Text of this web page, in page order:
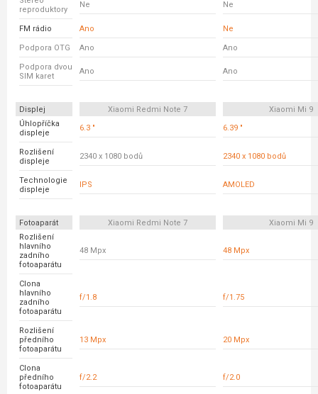
reproduktory
Ne Ne
FM rádio Ano Ne
Podpora OTG Ano Ano
Podpora dvou
SIM karet
Ano Ano
Displej Xiaomi Redmi Note 7
Xiaomi Mi 9
Úhlopříčka
displeje
6.3 " 6.39 "
Rozlišení
displeje
2340 x 1080 bodů 2340 x 1080 bodů
Technologie
displeje
IPS AMOLED
Fotoaparát Xiaomi Redmi Note 7
Xiaomi Mi 9
Rozlišení
hlavního
zadního
fotoaparátu
48 Mpx 48 Mpx
Clona
hlavního
zadního
fotoaparátu
f/1.8 f/1.75
Rozlišení
předního
fotoaparátu
13 Mpx 20 Mpx
Clona
předního
fotoaparátu
f/2.2 f/2.0